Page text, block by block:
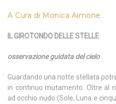
A Cura di Monica Aimone
IL GIROTONDO DELLE STELLE
osservazione guidata del cielo
Guardando una notte stellata
in continuo mutamento. Oltre al
ad occhio nudo (Sole, Luna e